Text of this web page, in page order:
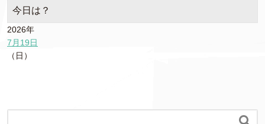
今日は？
2026年
7月19日
（日）
